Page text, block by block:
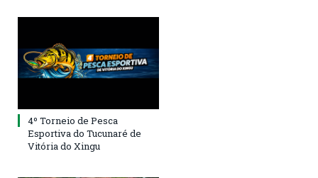
4º Torneio de Pesca
Esportiva do Tucunaré de
Vitória do Xingu